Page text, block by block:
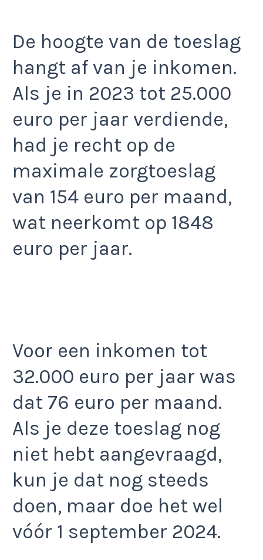
De hoogte van de toeslag
hangt af van je inkomen.
Als je in 2023 tot 25.000
euro per jaar verdiende,
had je recht op de
maximale zorgtoeslag
van 154 euro per maand,
wat neerkomt op 1848
euro per jaar.
Voor een inkomen tot
32.000 euro per jaar was
dat 76 euro per maand.
Als je deze toeslag nog
niet hebt aangevraagd,
kun je dat nog steeds
doen, maar doe het wel
vóór 1 september 2024.